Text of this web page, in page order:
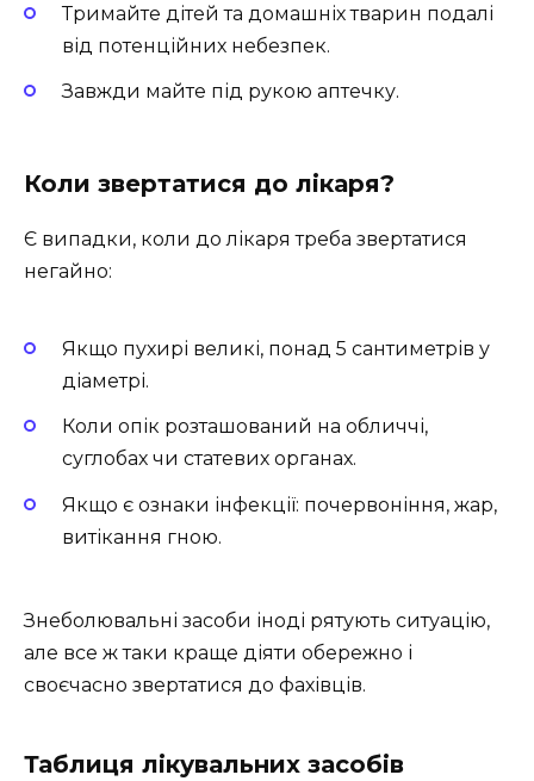
Тримайте дітей та домашніх тварин подалі
від потенційних небезпек.
Завжди майте під рукою аптечку.
Коли звертатися до лікаря?
Є випадки, коли до лікаря треба звертатися
негайно:
Якщо пухирі великі, понад 5 сантиметрів у
діаметрі.
Коли опік розташований на обличчі,
суглобах чи статевих органах.
Якщо є ознаки інфекції: почервоніння, жар,
витікання гною.
Знеболювальні засоби іноді рятують ситуацію,
але все ж таки краще діяти обережно і
своєчасно звертатися до фахівців.
Таблиця лікувальних засобів